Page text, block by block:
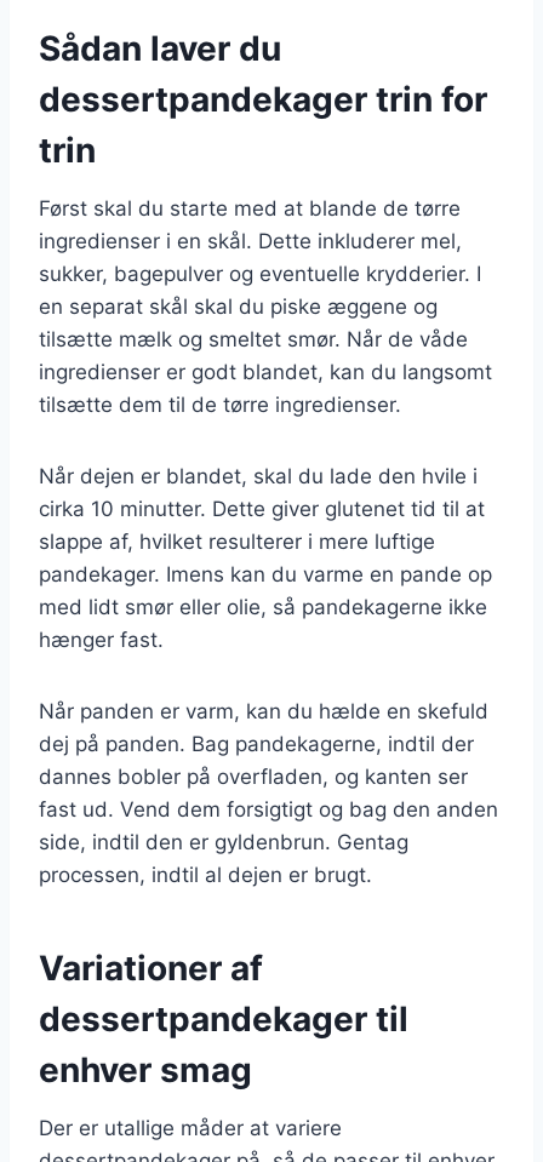
Sådan laver du
dessertpandekager trin for
trin
Først skal du starte med at blande de tørre
ingredienser i en skål. Dette inkluderer mel,
sukker, bagepulver og eventuelle krydderier. I
en separat skål skal du piske æggene og
tilsætte mælk og smeltet smør. Når de våde
ingredienser er godt blandet, kan du langsomt
tilsætte dem til de tørre ingredienser.
Når dejen er blandet, skal du lade den hvile i
cirka 10 minutter. Dette giver glutenet tid til at
slappe af, hvilket resulterer i mere luftige
pandekager. Imens kan du varme en pande op
med lidt smør eller olie, så pandekagerne ikke
hænger fast.
Når panden er varm, kan du hælde en skefuld
dej på panden. Bag pandekagerne, indtil der
dannes bobler på overfladen, og kanten ser
fast ud. Vend dem forsigtigt og bag den anden
side, indtil den er gyldenbrun. Gentag
processen, indtil al dejen er brugt.
Variationer af
dessertpandekager til
enhver smag
Der er utallige måder at variere